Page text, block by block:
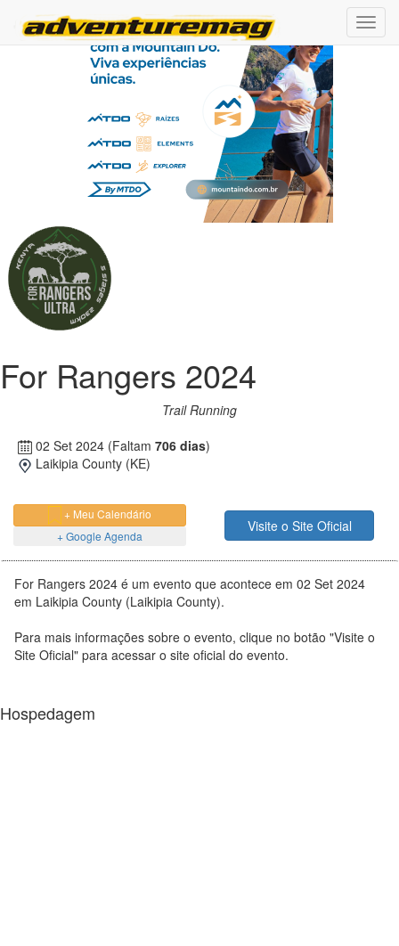
For Rangers 2024
Trail Running
02 Set 2024 (Faltam 706 dias)
Laikipia County (KE)
+ Meu Calendário
+ Google Agenda
Visite o Site Oficial
For Rangers 2024 é um evento que acontece em 02 Set 2024
em Laikipia County (Laikipia County).
Para mais informações sobre o evento, clique no botão "Visite o
Site Oficial" para acessar o site oficial do evento.
Hospedagem